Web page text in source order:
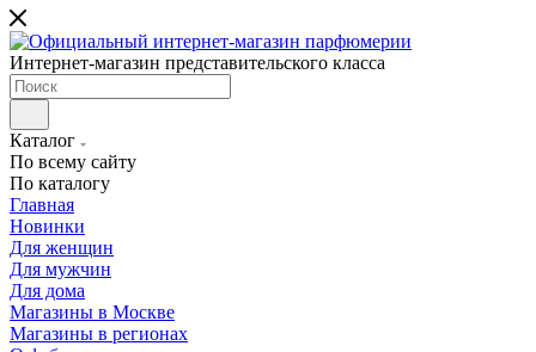
Интернет-магазин представительского класса
Каталог
По всему сайту
По каталогу
Главная
Новинки
Для женщин
Для мужчин
Для дома
Магазины в Москве
Магазины в регионах